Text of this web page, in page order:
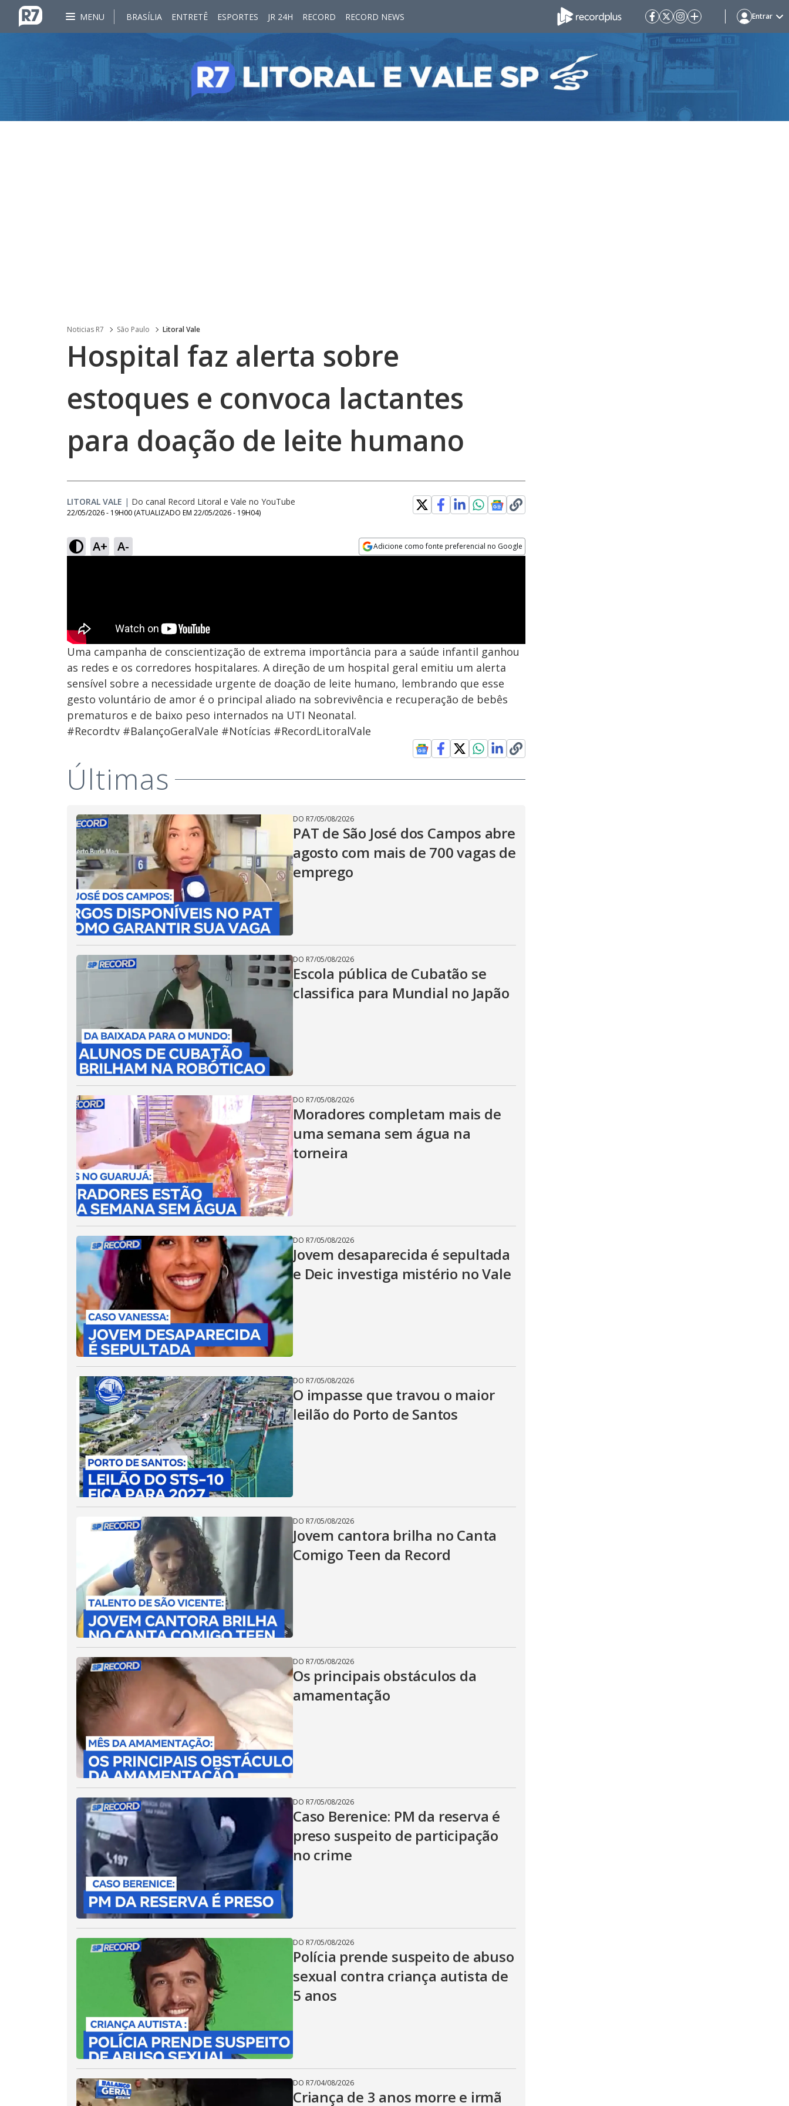
MENU BRASÍLIA ENTRETÊ ESPORTES JR 24H RECORD RECORD NEWS Entrar
Noticias R7 São Paulo Litoral Vale
Hospital faz alerta sobre
estoques e convoca lactantes
para doação de leite humano
LITORAL VALE | Do canal Record Litoral e Vale no YouTube
22/05/2026 - 19H00 (ATUALIZADO EM 22/05/2026 - 19H04)
A+ A- Adicione como fonte preferencial no Google
Uma campanha de conscientização de extrema importância para a saúde infantil ganhou
as redes e os corredores hospitalares. A direção de um hospital geral emitiu um alerta
sensível sobre a necessidade urgente de doação de leite humano, lembrando que esse
gesto voluntário de amor é o principal aliado na sobrevivência e recuperação de bebês
prematuros e de baixo peso internados na UTI Neonatal.
#Recordtv #BalançoGeralVale #Notícias #RecordLitoralVale
Últimas
DO R7/05/08/2026
PAT de São José dos Campos abre
agosto com mais de 700 vagas de
emprego
DO R7/05/08/2026
Escola pública de Cubatão se
classifica para Mundial no Japão
DO R7/05/08/2026
Moradores completam mais de
uma semana sem água na
torneira
DO R7/05/08/2026
Jovem desaparecida é sepultada
e Deic investiga mistério no Vale
DO R7/05/08/2026
O impasse que travou o maior
leilão do Porto de Santos
DO R7/05/08/2026
Jovem cantora brilha no Canta
Comigo Teen da Record
DO R7/05/08/2026
Os principais obstáculos da
amamentação
DO R7/05/08/2026
Caso Berenice: PM da reserva é
preso suspeito de participação
no crime
DO R7/05/08/2026
Polícia prende suspeito de abuso
sexual contra criança autista de
5 anos
DO R7/04/08/2026
Criança de 3 anos morre e irmã